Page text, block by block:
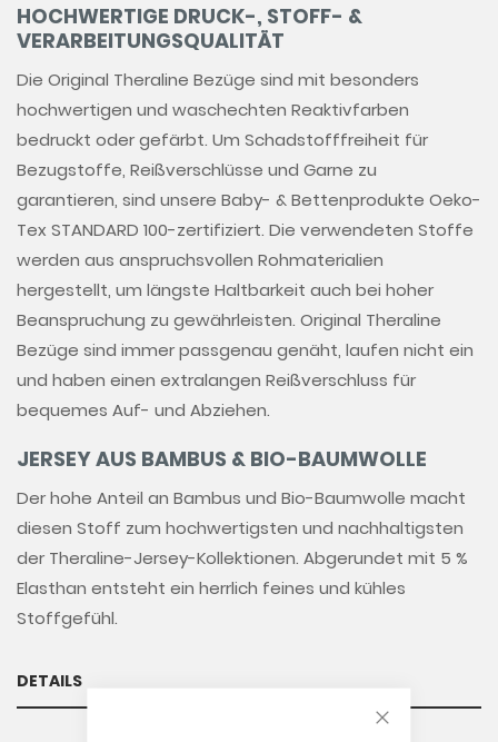
CLOSE
HOCHWERTIGE DRUCK-, STOFF- &
VERARBEITUNGSQUALITÄT
Die Original Theraline Bezüge sind mit besonders
hochwertigen und waschechten Reaktivfarben
bedruckt oder gefärbt. Um Schadstofffreiheit für
Bezugstoffe, Reißverschlüsse und Garne zu
garantieren, sind unsere Baby- & Bettenprodukte Oeko-
Tex STANDARD 100-zertifiziert. Die verwendeten Stoffe
werden aus anspruchsvollen Rohmaterialien
hergestellt, um längste Haltbarkeit auch bei hoher
Beanspruchung zu gewährleisten. Original Theraline
Bezüge sind immer passgenau genäht, laufen nicht ein
und haben einen extralangen Reißverschluss für
bequemes Auf- und Abziehen.
JERSEY AUS BAMBUS & BIO-BAUMWOLLE
Der hohe Anteil an Bambus und Bio-Baumwolle macht
diesen Stoff zum hochwertigsten und nachhaltigsten
der Theraline-Jersey-Kollektionen. Abgerundet mit 5 %
Elasthan entsteht ein herrlich feines und kühles
Stoffgefühl.
DETAILS